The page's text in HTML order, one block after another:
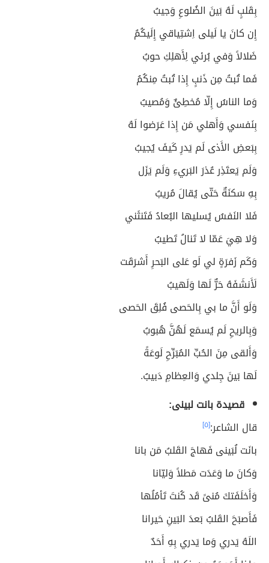
بِقَلبٍ لَهُ بَينَ الضُلوعِ وَجيبُ
إِن كانَ يا لَيلى اِشتِياقي إِلَيكُمُ
ضَلالاً وَفي بُرئي لِأَهلِكِ حوبُ
فَما تُبتُ مِن ذَنبٍ إِذا تُبتُ مِنكُمُ
وَما الناسُ إِلّا مُخطِئٌ وَمُصيبُ
بِنَفسي وَأَهلي مَن إِذا عَرَضوا لَهُ
بِبَعضِ الأَذى لَم يَدرِ كَيفَ يُجيبُ
وَلَم يَعتَذِر عُذرَ البَريءِ وَلَم يَزَل
بِهِ سَكنَةٌ حَتّى يُقالَ مُريبُ
فَلا النَفسُ يُسليها البُعادُ فَتَنثَني
وَلا هِيَ عَمّا لا تَنالُ تَطيبُ
وَكَم زَفرَةٍ لي لَو عَلى البَحرِ أَشرَقَت
لَأَنشَفَهُ حَرٌّ لَها وَلَهيبُ
وَلَو أَنَّ ما بي بِالحَصى فُلِقَ الحَصى
وَبِالريحِ لَم يُسمَع لَهُنَّ هُبوبُ
وَأَلقى مِنَ الحُبِّ المُبَرِّحِ لَوعَةً
لَها بَينَ جِلدي وَالعِظامِ دَبيبُ.
قصيدة بانت لبينى:
قال الشاعر:[٥]
بانَت لُبَينى فَهاجَ القَلبُ مَن بانا
وَكانَ ما وَعَدَت مَطلاً وَليّانا
وَأَخلَفَتكَ مُنىً قَد كُنتَ تَأمُلُها
فَأَصبَحَ القَلبُ بَعدَ البَينِ حَيرانا
اللَهُ يَدري وَما يَدري بِهِ أَحَدٌ